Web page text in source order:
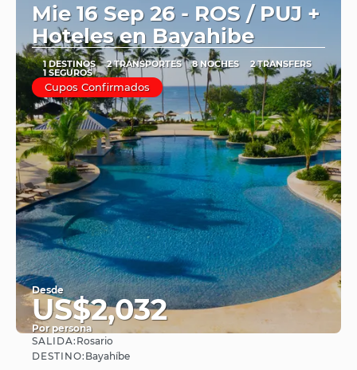
Mie 16 Sep 26 - ROS / PUJ +
Hoteles en Bayahibe
1 DESTINOS 2 TRANSPORTES 8 NOCHES 2 TRANSFERS
1 SEGUROS
Cupos Confirmados
Desde
US$2,032
Por persona
SALIDA: Rosario
DESTINO: Bayahíbe